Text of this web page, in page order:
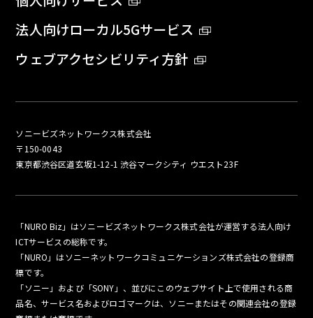
法人向けローカル5Gサービス
ウェブアクセシビリティ方針
ソニービズネットワークス株式会社
〒150-0043
東京都渋谷区道玄坂1-12-1 渋谷マークシティ ウエスト23F
「NURO Biz」はソニービズネットワークス株式会社が運営する法人向け
ICTサービスの総称です。
「NURO」はソニーネットワークコミュニケーションズ株式会社の登録商
標です。
「ソニー」および「SONY」、並びにこのウェブサイト上で使用される商
品名、サービス名およびロゴマークは、ソニーまたはその関連会社の登録